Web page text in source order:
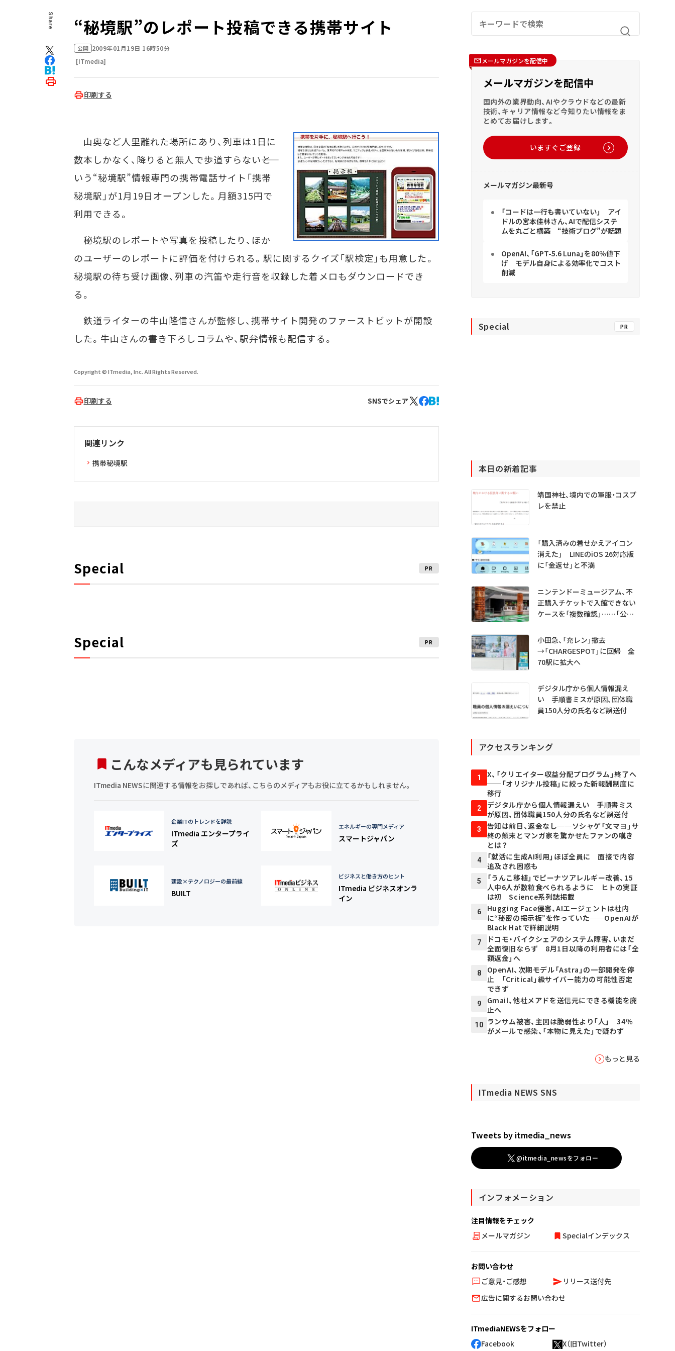
Share “秘境駅”のレポート投稿できる携帯サイト
公開 2009年01月19日 16時50分
[ITmedia]
印刷する
山奥など人里離れた場所にあり、列車は1日に
数本しかなく、降りると無人で歩道すらない――と
いう“秘境駅”情報専門の携帯電話サイト「携帯
秘境駅」が1月19日オープンした。月額315円で
利用できる。
秘境駅のレポートや写真を投稿したり、ほか
のユーザーのレポートに評価を付けられる。駅に関するクイズ「駅検定」も用意した。
秘境駅の待ち受け画像、列車の汽笛や走行音を収録した着メロもダウンロードでき
る。
鉄道ライターの牛山隆信さんが監修し、携帯サイト開発のファーストビットが開設
した。牛山さんの書き下ろしコラムや、駅弁情報も配信する。
Copyright © ITmedia, Inc. All Rights Reserved.
印刷する SNSでシェア
関連リンク
携帯秘境駅
Special PR
Special PR
こんなメディアも見られています
ITmedia NEWSに関連する情報をお探しであれば、こちらのメディアもお役に立てるかもしれません。
企業ITのトレンドを詳説
ITmedia エンタープライ
ズ
エネルギーの専門メディア
スマートジャパン
建設×テクノロジーの最前線
BUILT
ビジネスと働き方のヒント
ITmedia ビジネスオンラ
イン
メールマガジンを配信中
メールマガジンを配信中
国内外の業界動向、AIやクラウドなどの最新
技術、キャリア情報など今知りたい情報をま
とめてお届けします。
いますぐご登録
メールマガジン最新号
「コードは一行も書いていない」 アイ
ドルの宮本佳林さん、AIで配信システ
ムを丸ごと構築 “技術ブログ”が話題
OpenAI、「GPT-5.6 Luna」を80％値下
げ モデル自身による効率化でコスト
削減
Special PR
本日の新着記事
靖国神社、境内での軍服・コスプ
レを禁止
「購入済みの着せかえアイコン
消えた」 LINEのiOS 26対応版
に「金返せ」と不満
ニンテンドーミュージアム、不
正購入チケットで入館できない
ケースを「複数確認」……「公式
小田急、「充レン」撤去
→「CHARGESPOT」に回帰 全
70駅に拡大へ
デジタル庁から個人情報漏え
い 手順書ミスが原因、団体職
員150人分の氏名など誤送付
アクセスランキング
1
X、「クリエイター収益分配プログラム」終了へ
──「オリジナル投稿」に絞った新報酬制度に
移行
2
デジタル庁から個人情報漏えい 手順書ミス
が原因、団体職員150人分の氏名など誤送付
3
告知は前日、返金なし──ソシャゲ「文マヨ」サ
終の顛末とマンガ家を驚かせたファンの嘆き
とは？
4
「就活に生成AI利用」ほぼ全員に 面接で内容
追及され困惑も
5
「うんこ移植」でピーナツアレルギー改善、15
人中6人が数粒食べられるように ヒトの実証
は初 Science系列誌掲載
6
Hugging Face侵害、AIエージェントは社内
に“秘密の掲示板”を作っていた──OpenAIが
Black Hatで詳細説明
7
ドコモ・バイクシェアのシステム障害、いまだ
全面復旧ならず 8月1日以降の利用者には「全
額返金」へ
8
OpenAI、次期モデル「Astra」の一部開発を停
止 「Critical」級サイバー能力の可能性否定
できず
9
Gmail、他社メアドを送信元にできる機能を廃
止へ
10 ランサム被害、主因は脆弱性より「人」 34％
がメールで感染、「本物に見えた」で疑わず
もっと見る
ITmedia NEWS SNS
Tweets by itmedia_news
@itmedia_newsをフォロー
インフォメーション
注目情報をチェック
メールマガジン
Specialインデックス
お問い合わせ
ご意見・ご感想
リリース送付先
広告に関するお問い合わせ
ITmediaNEWSをフォロー
Facebook
X（旧Twitter）